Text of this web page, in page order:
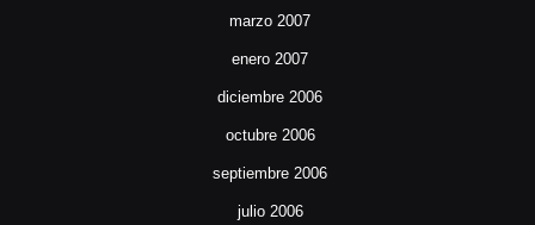
marzo 2007
enero 2007
diciembre 2006
octubre 2006
septiembre 2006
julio 2006